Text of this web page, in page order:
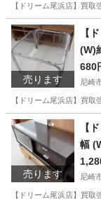
【ドリーム尾浜店】買
兵庫 尼崎市 収
売ります
【
(W)
680
尼崎
【ドリーム尾浜店】買
兵庫 尼崎市 テ
売ります
【
幅
り
尼崎
【ドリーム尾浜店】買